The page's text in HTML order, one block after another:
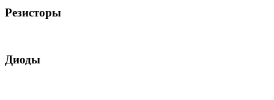
Резисторы
Диоды